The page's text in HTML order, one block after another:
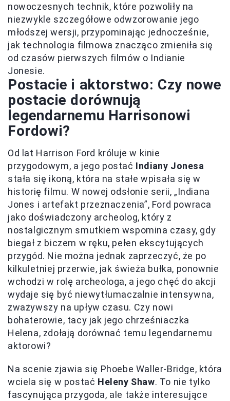
nowoczesnych technik, które pozwoliły na
niezwykle szczegółowe odwzorowanie jego
młodszej wersji, przypominając jednocześnie,
jak technologia filmowa znacząco zmieniła się
od czasów pierwszych filmów o Indianie
Jonesie.
Postacie i aktorstwo: Czy nowe
postacie dorównują
legendarnemu Harrisonowi
Fordowi?
Od lat Harrison Ford króluje w kinie
przygodowym, a jego postać Indiany Jonesa
stała się ikoną, która na stałe wpisała się w
historię filmu. W nowej odsłonie serii, „Indiana
Jones i artefakt przeznaczenia”, Ford powraca
jako doświadczony archeolog, który z
nostalgicznym smutkiem wspomina czasy, gdy
biegał z biczem w ręku, pełen ekscytujących
przygód. Nie można jednak zaprzeczyć, że po
kilkuletniej przerwie, jak świeża bułka, ponownie
wchodzi w rolę archeologa, a jego chęć do akcji
wydaje się być niewytłumaczalnie intensywna,
zważywszy na upływ czasu. Czy nowi
bohaterowie, tacy jak jego chrześniaczka
Helena, zdołają dorównać temu legendarnemu
aktorowi?
Na scenie zjawia się Phoebe Waller-Bridge, która
wciela się w postać Heleny Shaw. To nie tylko
fascynująca przygoda, ale także interesujące